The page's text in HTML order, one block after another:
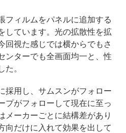
フィルムをパネルに追加する
しています。光の拡散性を拡
回視た感じでは横からでもさ
ンターでも全画面均一と、性
た。
採用し、サムスンがフォロー
プがフォローして現在に至っ
メーカーごとに結構差があり
向だけに入れて効果を出して